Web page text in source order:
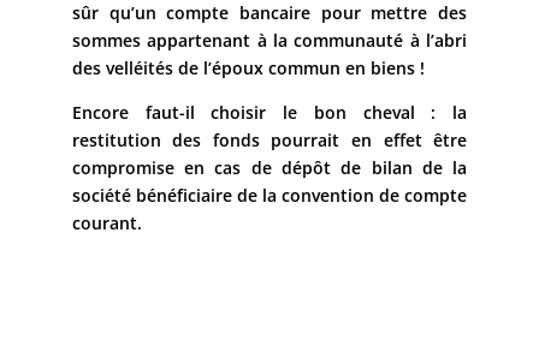
sûr qu’un compte bancaire pour mettre des
sommes appartenant à la communauté à l’abri
des velléités de l’époux commun en biens !
Encore faut-il choisir le bon cheval : la
restitution des fonds pourrait en effet être
compromise en cas de dépôt de bilan de la
société bénéficiaire de la convention de compte
courant.